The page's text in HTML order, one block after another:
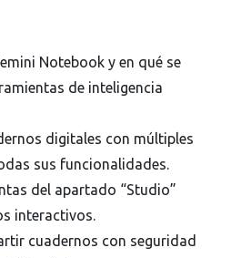
Notebook y en qué se
de inteligencia
digitales con múltiples
sus funcionalidades.
del apartado “Studio”
interactivos.
cuadernos con seguridad